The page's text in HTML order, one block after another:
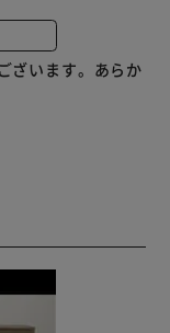
能です。
ざいます。あらか